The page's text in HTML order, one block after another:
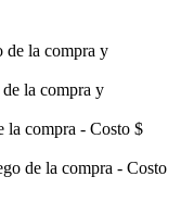
de la compra y
la compra y
la compra - Costo $
de la compra - Costo